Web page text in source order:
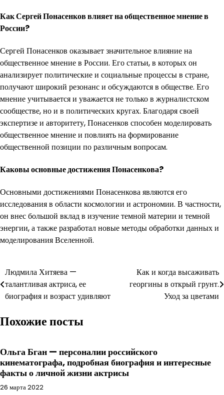
Как Сергей Понасенков влияет на общественное мнение в
России?
Сергей Понасенков оказывает значительное влияние на
общественное мнение в России. Его статьи, в которых он
анализирует политические и социальные процессы в стране,
получают широкий резонанс и обсуждаются в обществе. Его
мнение учитывается и уважается не только в журналистском
сообществе, но и в политических кругах. Благодаря своей
экспертизе и авторитету, Понасенков способен моделировать
общественное мнение и повлиять на формирование
общественной позиции по различным вопросам.
Каковы основные достижения Понасенкова?
Основными достижениями Понасенкова являются его
исследования в области космологии и астрономии. В частности,
он внес большой вклад в изучение темной материи и темной
энергии, а также разработал новые методы обработки данных и
моделирования Вселенной.
Навигация
по
Людмила Хитяева —
талантливая актриса, ее
биография и возраст удивляют
Как и когда высаживать
георгины в открый грунт.
Уход за цветами
Похожие посты
Ольга Бган — персоналии российского
кинематографа, подробная биография и интересные
факты о личной жизни актрисы
26 марта 2022